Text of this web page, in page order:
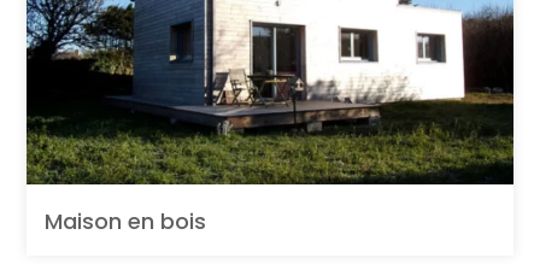
Maison en bois